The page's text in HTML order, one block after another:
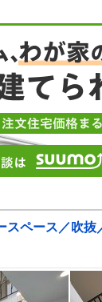
スペース／吹